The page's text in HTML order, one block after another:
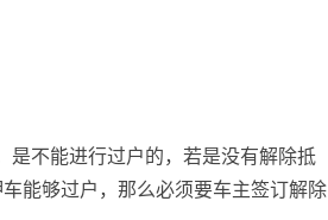
是不能进行过户的，若是没有解除抵
能够过户，那么必须要车主签订解除